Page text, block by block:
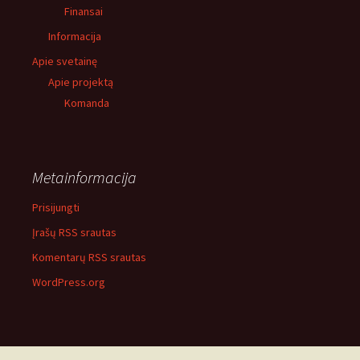
Finansai
Informacija
Apie svetainę
Apie projektą
Komanda
Metainformacija
Prisijungti
Įrašų RSS srautas
Komentarų RSS srautas
WordPress.org